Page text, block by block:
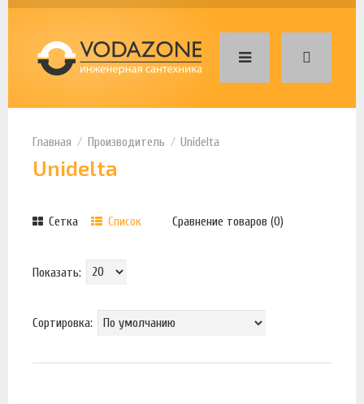
Производитель Unidelta
Unidelta
Сетка Список Сравнение товаров (0)
Показать:
Сортировка: